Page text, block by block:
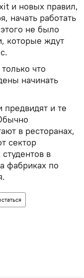
и новых правил,
начать работать
не было
которые ждут
что
начинать
предвидят и те
в ресторанах,
сектор
в
фабриках по